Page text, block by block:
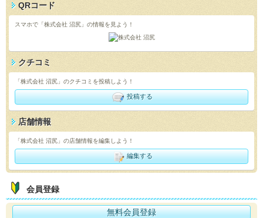
QRコード
スマホで「株式会社 沼尻」の情報を見よう！
クチコミ
「株式会社 沼尻」のクチコミを投稿しよう！
投稿する
店舗情報
「株式会社 沼尻」の店舗情報を編集しよう！
編集する
会員登録
無料会員登録